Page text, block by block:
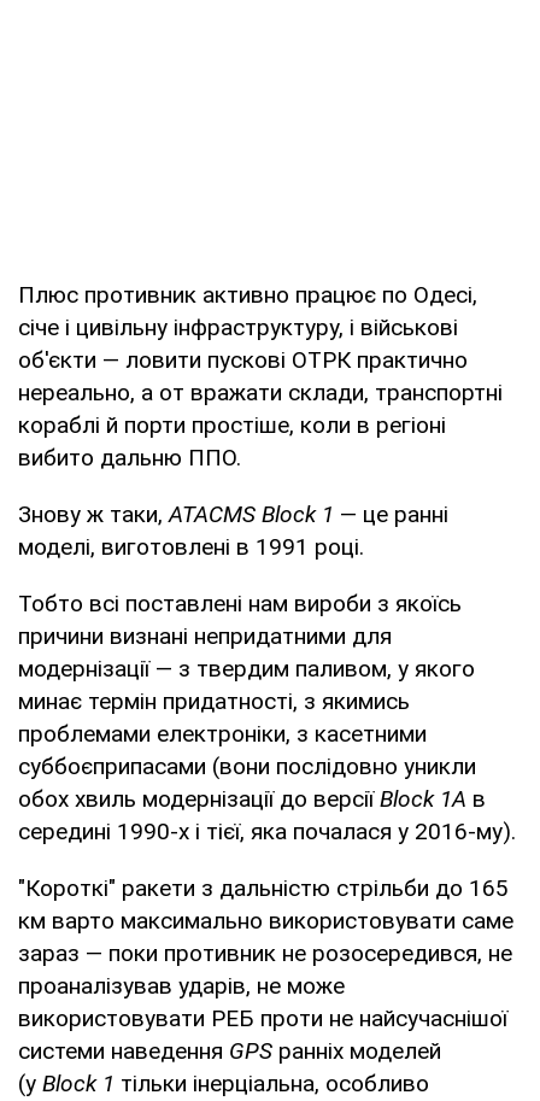
Плюс противник активно працює по Одесі,
січе і цивільну інфраструктуру, і військові
об'єкти — ловити пускові ОТРК практично
нереально, а от вражати склади, транспортні
кораблі й порти простіше, коли в регіоні
вибито дальню ППО.
Знову ж таки,АТАСМS Block 1 — це ранні
моделі, виготовлені в 1991 році.
Тобто всі поставлені нам вироби з якоїсь
причини визнані непридатними для
модернізації — з твердим паливом, у якого
минає термін придатності, з якимись
проблемами електроніки, з касетними
суббоєприпасами (вони послідовно уникли
обох хвиль модернізації до версіїBlock 1А в
середині 1990-х і тієї, яка почалася у 2016-му).
"Короткі" ракети з дальністю стрільби до 165
км варто максимально використовувати саме
зараз — поки противник не розосередився, не
проаналізував ударів, не може
використовувати РЕБ проти не найсучаснішої
системи наведення GPS ранніх моделей
(у Block 1 тільки інерціальна, особливо